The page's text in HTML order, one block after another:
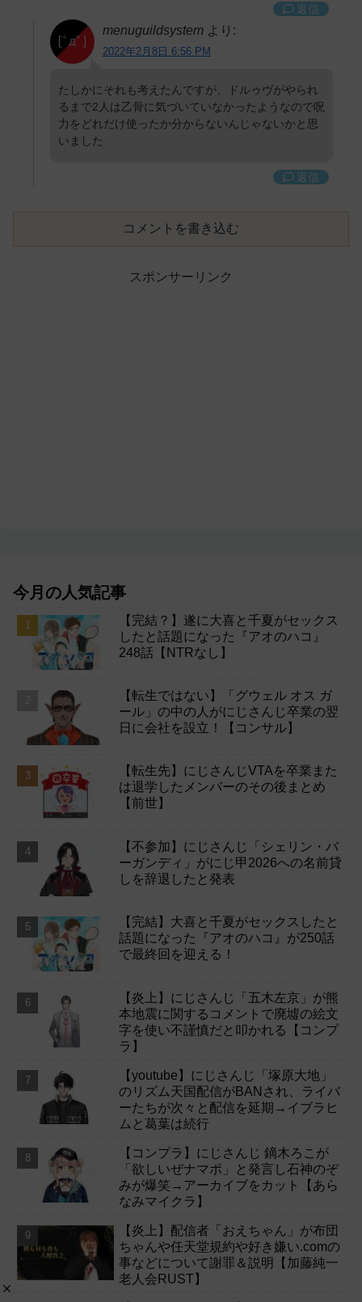
返信
menuguildsystem より:
2022年2月8日 6:56 PM
たしかにそれも考えたんですが、ドルゥヴがやられ
るまで2人は乙骨に気づいていなかったようなので呪
力をどれだけ使ったか分からないんじゃないかと思
いました
返信
コメントを書き込む
スポンサーリンク
今月の人気記事
【完結？】遂に大喜と千夏がセックス
したと話題になった『アオのハコ』
248話【NTRなし】
【転生ではない】「グウェル オス ガ
ール」の中の人がにじさんじ卒業の翌
日に会社を設立！【コンサル】
【転生先】にじさんじVTAを卒業また
は退学したメンバーのその後まとめ
【前世】
【不参加】にじさんじ「シェリン・バ
ーガンディ」がにじ甲2026への名前貸
しを辞退したと発表
【完結】大喜と千夏がセックスしたと
話題になった『アオのハコ』が250話
で最終回を迎える！
【炎上】にじさんじ「五木左京」が熊
本地震に関するコメントで廃墟の絵文
字を使い不謹慎だと叩かれる【コンプ
ラ】
【youtube】にじさんじ「塚原大地」
のリズム天国配信がBANされ、ライバ
ーたちが次々と配信を延期→イブラヒ
ムと葛葉は続行
【コンプラ】にじさんじ 鏑木ろこが
「欲しいぜナマポ」と発言し石神のぞ
みが爆笑→アーカイブをカット【あら
なみマイクラ】
【炎上】配信者「おえちゃん」が布団
ちゃんや任天堂規約や好き嫌い.comの
事などについて謝罪＆説明【加藤純一
老人会RUST】